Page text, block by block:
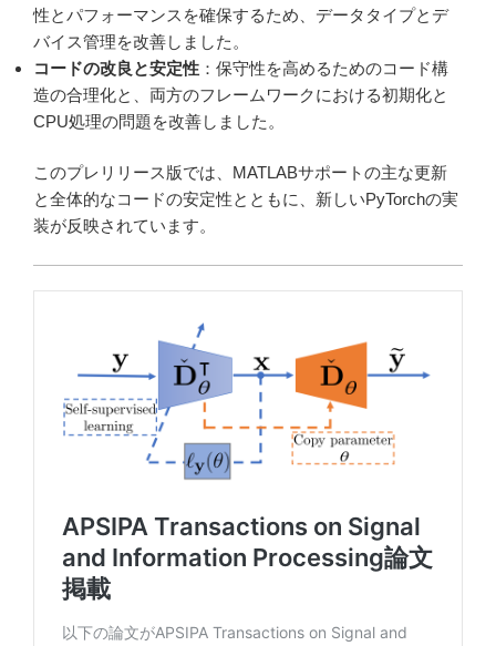
性とパフォーマンスを確保するため、データタイプとデ
バイス管理を改善しました。
コードの改良と安定性 ：保守性を高めるためのコード構
造の合理化と、両方のフレームワークにおける初期化と
CPU処理の問題を改善しました。
このプレリリース版では、MATLABサポートの主な更新
と全体的なコードの安定性とともに、新しいPyTorchの実
装が反映されています。